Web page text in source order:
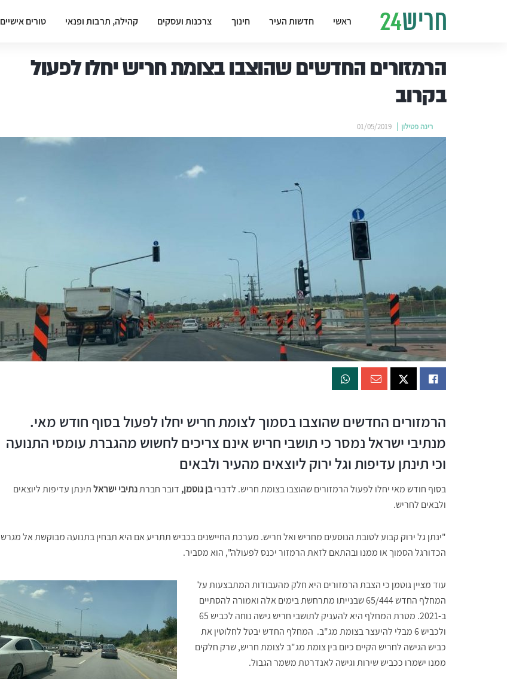
ראשי חדשות העיר חינוך צרכנות ועסקים קהילה, תרבות ופנאי טורים אישיים
הרמזורים החדשים שהוצבו בצומת חריש יחלו לפעול
בקרוב
רינה פטילון 01/05/2019
הרמזורים החדשים שהוצבו בסמוך לצומת חריש יחלו לפעול בסוף חודש מאי.
מנתיבי ישראל נמסר כי תושבי חריש אינם צריכים לחשוש מהגברת עומסי התנועה
וכי תינתן עדיפות וגל ירוק ליוצאים מהעיר ולבאים
בסוף חודש מאי יחלו לפעול הרמזורים שהוצבו בצומת חריש. לדבריבן גוטמן, דובר חברתנתיבי ישראלתינתן עדיפות ליוצאים
ולבאים לחריש.
"ינתן גל ירוק קבוע לטובת הנוסעים מחריש ואל חריש. מערכת החיישנים בכביש תתריע אם היא תבחין בתנועה מבוקשת אל מגרש
הכדורגל הסמוך או ממנו ובהתאם לזאת הרמזור יכנס לפעולה", הוא מסביר.
עוד מציין גוטמן כי הצבת הרמזורים היא חלק מהעבודות המתבצעות על
המחלף החדש 65/444 שבנייתו מתרחשת בימים אלה ואמורה להסתיים
ב-2021. מטרת המחלף היא להעניק לתושבי חריש גישה נוחה לכביש 65
ולכביש 6 מבלי להיעצר בצומת מג"ב. המחלף החדש יבטל לחלוטין את
כביש הגישה לחריש הקיים כיום בין צומת מג"ב לצומת חריש, שרק חלקים
ממנו ישמרו ככביש שירות וגישה לאנדרטת משמר הגבול.